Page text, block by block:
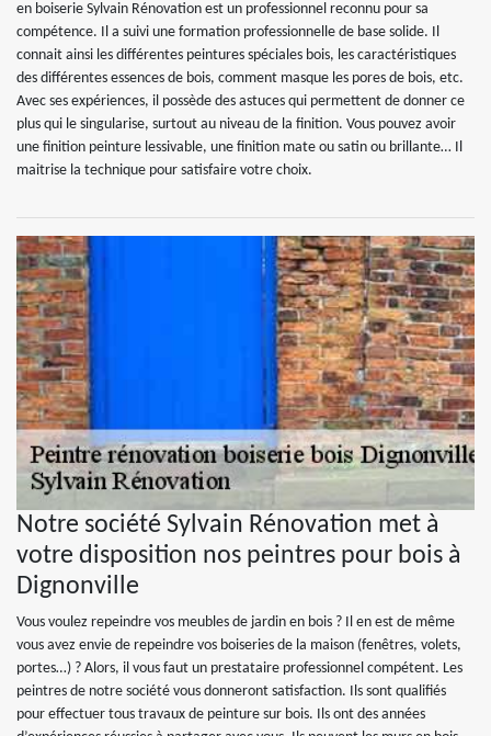
en boiserie Sylvain Rénovation est un professionnel reconnu pour sa
compétence. Il a suivi une formation professionnelle de base solide. Il
connait ainsi les différentes peintures spéciales bois, les caractéristiques
des différentes essences de bois, comment masque les pores de bois, etc.
Avec ses expériences, il possède des astuces qui permettent de donner ce
plus qui le singularise, surtout au niveau de la finition. Vous pouvez avoir
une finition peinture lessivable, une finition mate ou satin ou brillante… Il
maitrise la technique pour satisfaire votre choix.
Notre société Sylvain Rénovation met à
votre disposition nos peintres pour bois à
Dignonville
Vous voulez repeindre vos meubles de jardin en bois ? Il en est de même
vous avez envie de repeindre vos boiseries de la maison (fenêtres, volets,
portes…) ? Alors, il vous faut un prestataire professionnel compétent. Les
peintres de notre société vous donneront satisfaction. Ils sont qualifiés
pour effectuer tous travaux de peinture sur bois. Ils ont des années